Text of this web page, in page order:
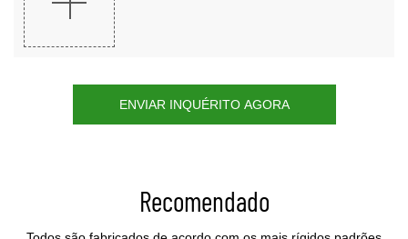
ENVIAR INQUÉRITO AGORA
Recomendado